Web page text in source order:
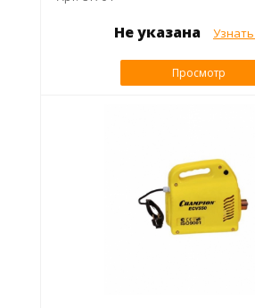
Не указана
Просмотр